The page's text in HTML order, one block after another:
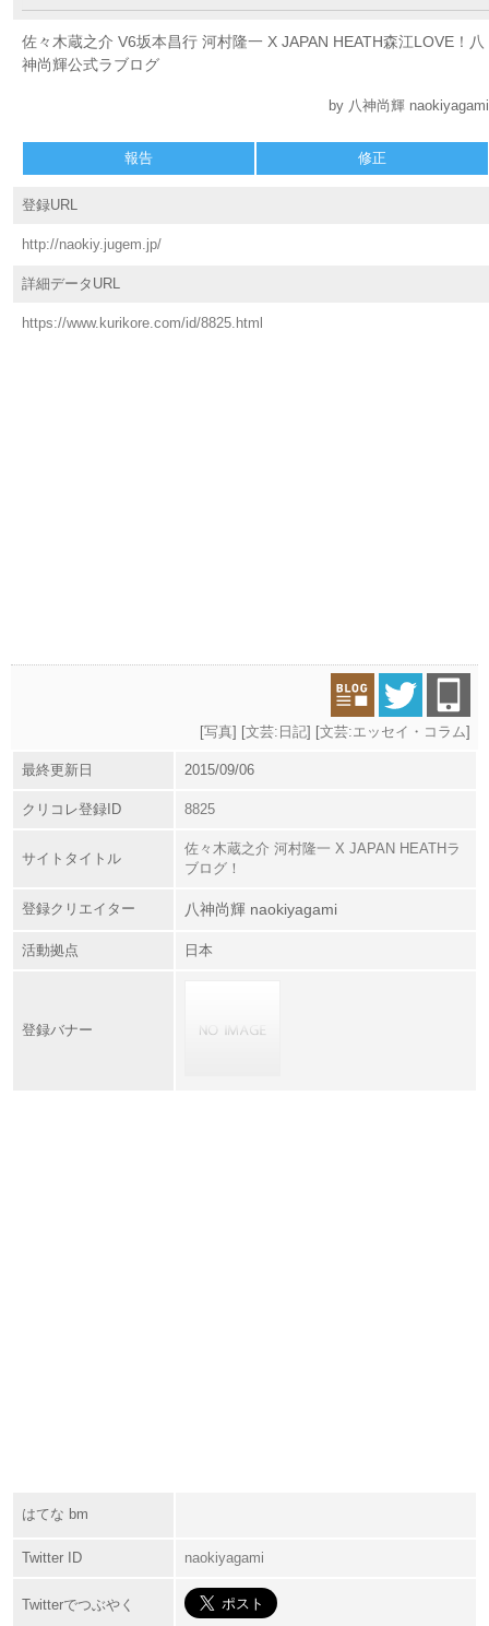
佐々木蔵之介 V6坂本昌行 河村隆一 X JAPAN HEATH森江LOVE！八
神尚輝公式ラブログ
by 八神尚輝 naokiyagami
報告 修正
登録URL
http://naokiy.jugem.jp/
詳細データURL
https://www.kurikore.com/id/8825.html
[写真] [文芸:日記] [文芸:エッセイ・コラム]
最終更新日 2015/09/06
クリコレ登録ID 8825
サイトタイトル
佐々木蔵之介 河村隆一 X JAPAN HEATHラ
ブログ！
登録クリエイター 八神尚輝 naokiyagami
活動拠点 日本
登録バナー
はてな bm
Twitter ID naokiyagami
Twitterでつぶやく